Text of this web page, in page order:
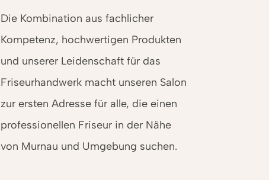
Die Kombination aus fachlicher
Kompetenz, hochwertigen Produkten
und unserer Leidenschaft für das
Friseur­handwerk macht unseren Salon
zur ersten Adresse für alle, die einen
professionellen Friseur in der Nähe
von Murnau und Umgebung suchen.